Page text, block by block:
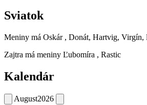
Sviatok
Meniny má Oskár , Donát, Hartvig, Virgín,
Zajtra má meniny Ľubomíra , Rastic
Kalendár
August2026